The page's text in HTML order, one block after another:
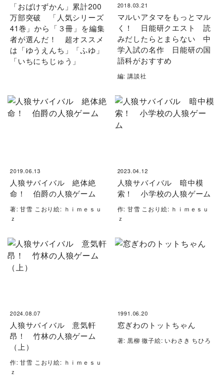
「おばけずかん」累計200
万部突破 「人気シリーズ
41巻」から「３冊」を編集
者が選んだ！ 超オススメ
は「ゆうえんち」「ふゆ」
「いちにちじゅう」
2018.03.21
マルいアタマをもっとマル
く！ 日能研クエスト 読
みだしたらとまらない 中
学入試の名作 日能研の国
語科がおすすめ
編: 講談社
2019.06.13
人狼サバイバル 絶体絶
命！ 伯爵の人狼ゲーム
著: 甘雪 こおり絵: ｈｉｍｅｓｕ
ｚ
2023.04.12
人狼サバイバル 暗中模
索！ 小学校の人狼ゲーム
作: 甘雪 こおり絵: ｈｉｍｅｓｕ
ｚ
2024.08.07
人狼サバイバル 意気軒
昂！ 竹林の人狼ゲーム
（上）
作: 甘雪 こおり絵: ｈｉｍｅｓｕ
ｚ
1991.06.20
窓ぎわのトットちゃん
著: 黒柳 徹子絵: いわさき ちひろ